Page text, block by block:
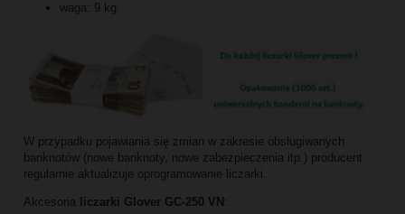
waga: 9 kg.
W przypadku pojawiania się zmian w zakresie obsługiwanych
banknotów (nowe banknoty, nowe zabezpieczenia itp.) producent
regularnie aktualizuje oprogramowanie liczarki.
Akcesoria liczarki Glover GC-250 VN :